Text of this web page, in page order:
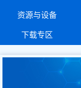
资源与设备
下载专区